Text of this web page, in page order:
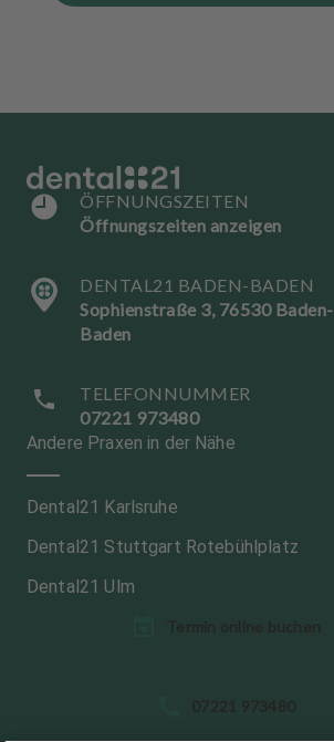
ÖFFNUNGSZEITEN
Öffnungszeiten anzeigen
DENTAL21 BADEN-BADEN
Sophienstraße 3, 76530 Baden-
Baden
TELEFONNUMMER
07221 973480
Andere Praxen in der Nähe
Dental21 Karlsruhe
Dental21 Stuttgart Rotebühlplatz
Dental21 Ulm